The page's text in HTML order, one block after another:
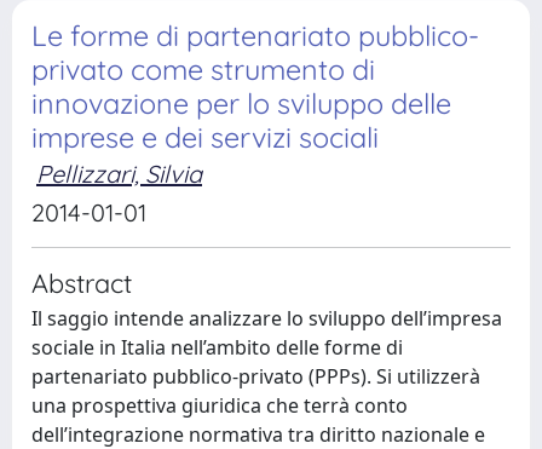
Le forme di partenariato pubblico-
privato come strumento di
innovazione per lo sviluppo delle
imprese e dei servizi sociali
Pellizzari, Silvia
2014-01-01
Abstract
Il saggio intende analizzare lo sviluppo dell’impresa
sociale in Italia nell’ambito delle forme di
partenariato pubblico-privato (PPPs). Si utilizzerà
una prospettiva giuridica che terrà conto
dell’integrazione normativa tra diritto nazionale e